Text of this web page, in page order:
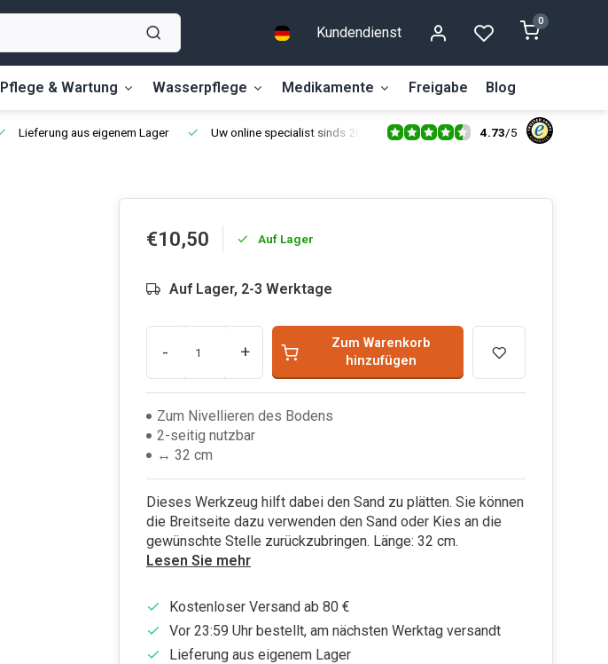
Kundendienst
0
Pflege & Wartung Wasserpflege Medikamente Freigabe Blog
Lieferung aus eigenem Lager Uw online specialist sinds 2014 4.73/5
€10,50 Auf Lager
Auf Lager, 2-3 Werktage
- +
Zum Warenkorb
hinzufügen
Zum Nivellieren des Bodens
2-seitig nutzbar
↔ 32 cm
Dieses Werkzeug hilft dabei den Sand zu plätten. Sie können
die Breitseite dazu verwenden den Sand oder Kies an die
gewünschte Stelle zurückzubringen. Länge: 32 cm.
Lesen Sie mehr
Kostenloser Versand ab 80 €
Vor 23:59 Uhr bestellt, am nächsten Werktag versandt
Lieferung aus eigenem Lager